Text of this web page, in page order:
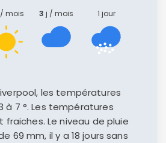
mois 3 j / mois 1 jour
les températures
à 7 °. Les températures
fraiches. Le niveau de pluie
69 mm, il y a 18 jours sans